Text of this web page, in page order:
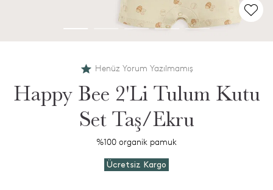
Henüz Yorum Yazılmamış
Happy Bee 2'Li Tulum Kutu
Set Taş/Ekru
%100 organik pamuk
Ücretsiz Kargo